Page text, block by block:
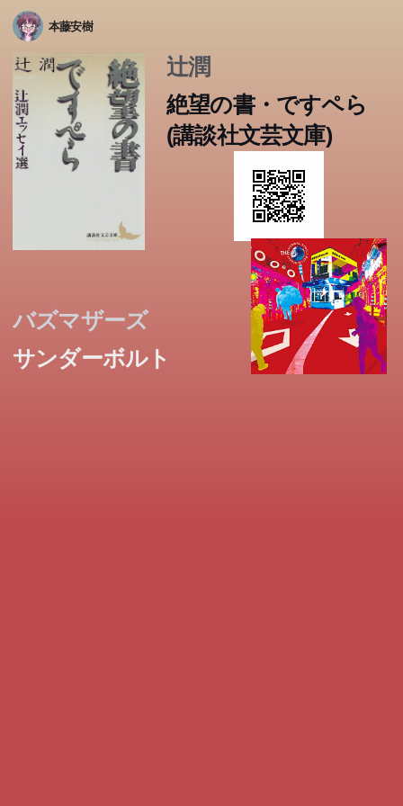
本藤安樹
辻潤
絶望の書・ですペら
(講談社文芸文庫)
バズマザーズ
サンダーボルト